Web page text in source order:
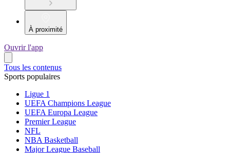
À proximité
Ouvrir l'app
Tous les contenus
Sports populaires
Ligue 1
UEFA Champions League
UEFA Europa League
Premier League
NFL
NBA Basketball
Major League Baseball